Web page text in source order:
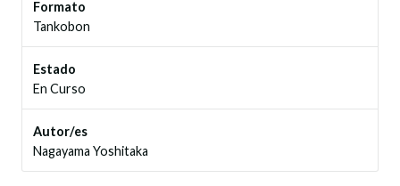
Formato
Tankobon
Estado
En Curso
Autor/es
Nagayama Yoshitaka